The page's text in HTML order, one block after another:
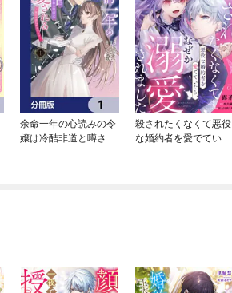
余命一年の心読みの令
嬢は冷酷非道と噂され
殺されたくなくて悪役
な婚約者を愛でていた